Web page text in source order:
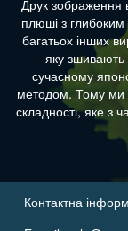
Друк зображення
плюші з глибоким
багатьох інших
яку
сучасному
методом. Тому ми
складності, яке з
Контактна